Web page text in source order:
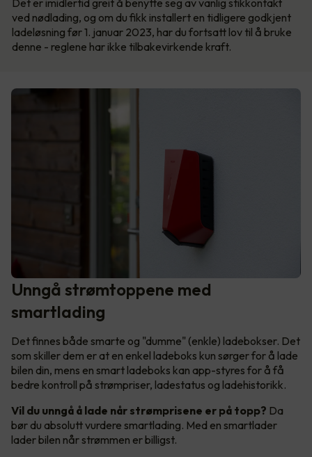
Det er imidlertid greit å benytte seg av vanlig stikkontakt
ved nødlading, og om du fikk installert en tidligere godkjent
ladeløsning før 1. januar 2023, har du fortsatt lov til å bruke
denne - reglene har ikke tilbakevirkende kraft.
Unngå strømtoppene med
smartlading
Det finnes både smarte og "dumme" (enkle) ladebokser. Det
som skiller dem er at en enkel ladeboks kun sørger for å lade
bilen din, mens en smart ladeboks kan app-styres for å få
bedre kontroll på strømpriser, ladestatus og ladehistorikk.
Vil du unngå å lade når strømprisene er på topp? Da
bør du absolutt vurdere smartlading. Med en smartlader
lader bilen når strømmen er billigst.